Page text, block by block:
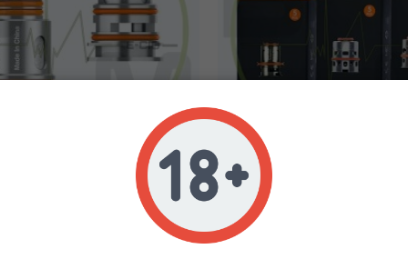
5PZ – GEEK VAPE – RESISTENZE COIL M SERIES 5PZ – GEEK VAPE –